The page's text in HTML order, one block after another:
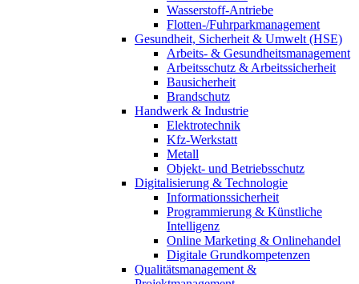
Wasserstoff-Antriebe
Flotten-/Fuhrparkmanagement
Gesundheit, Sicherheit & Umwelt (HSE)
Arbeits- & Gesundheitsmanagement
Arbeitsschutz & Arbeitssicherheit
Bausicherheit
Brandschutz
Handwerk & Industrie
Elektrotechnik
Kfz-Werkstatt
Metall
Objekt- und Betriebsschutz
Digitalisierung & Technologie
Informationssicherheit
Programmierung & Künstliche
Intelligenz
Online Marketing & Onlinehandel
Digitale Grundkompetenzen
Qualitätsmanagement &